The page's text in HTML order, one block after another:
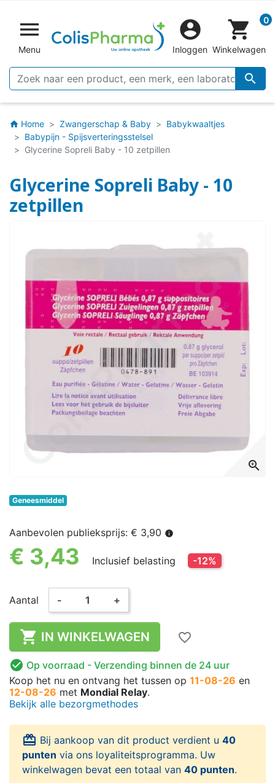

Menu


Inloggen
shopping_cart 0
Winkelwagen
home Home Zwangerschap & Baby
Babykwaaltjes
Babypijn - Spijsverteringsstelsel
Glycerine Sopreli Baby - 10 zetpillen
Glycerine Sopreli Baby - 10
zetpillen
zoom_in
Geneesmiddel
Aanbevolen publieksprijs: € 3,90 info
€ 3,43 Inclusief belasting -12%
Aantal - +
 IN WINKELWAGEN
favorite_border
 Op voorraad - Verzending binnen de 24 uur
Koop het nu en ontvang het tussen op 11-08-26 en
12-08-26 met Mondial Relay.
Bekijk alle bezorgmethodes
card_giftcard Bij aankoop van dit product verdient u 40
punten via ons loyaliteitsprogramma. Uw
winkelwagen bevat een totaal van 40 punten.